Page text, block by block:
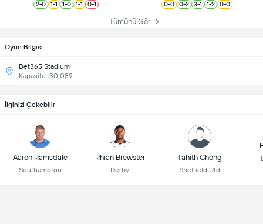
Oyun Bilgisi
Bet365 Stadium
Kapasite: 30,089
2-0 1-1 1-0 1-1 0-1 0-0 0-2 3-1 1-2 0-0
Tümünü Gör
İlginizi Çekebilir
Aaron Ramsdale
Southampton
Rhian Brewster
Derby
Tahith Chong
Sheffield Utd